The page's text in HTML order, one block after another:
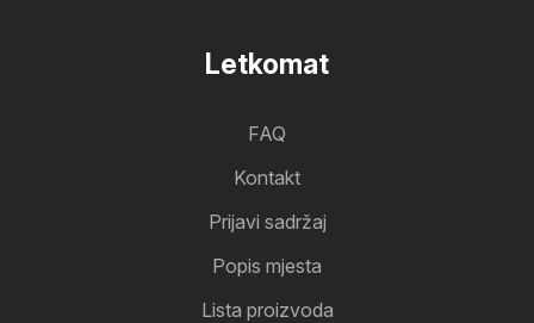
Letkomat
FAQ
Kontakt
Prijavi sadržaj
Popis mjesta
Lista proizvoda